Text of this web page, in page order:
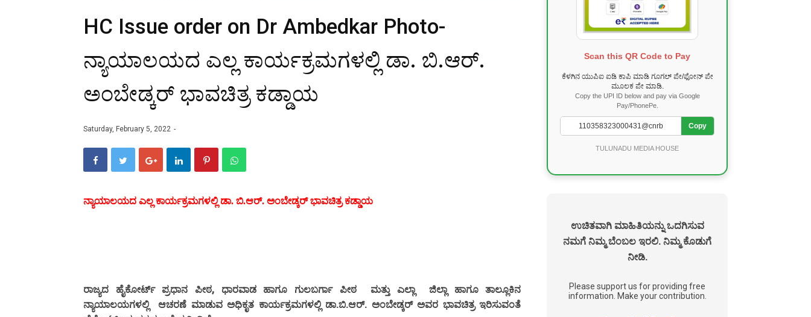
HC Issue order on Dr Ambedkar Photo-
ನ್ಯಾಯಾಲಯದ ಎಲ್ಲ ಕಾರ್ಯಕ್ರಮಗಳಲ್ಲಿ ಡಾ. ಬಿ.ಆರ್.
ಅಂಬೇಡ್ಕರ್ ಭಾವಚಿತ್ರ ಕಡ್ಡಾಯ
Saturday, February 5, 2022
ನ್ಯಾಯಾಲಯದ ಎಲ್ಲ ಕಾರ್ಯಕ್ರಮಗಳಲ್ಲಿ ಡಾ. ಬಿ.ಆರ್. ಅಂಬೇಡ್ಕರ್ ಭಾವಚಿತ್ರ ಕಡ್ಡಾಯ
ರಾಜ್ಯದ ಹೈಕೋರ್ಟ್ ಪ್ರಧಾನ ಪೀಠ, ಧಾರವಾಡ ಹಾಗೂ ಗುಲಬರ್ಗಾ ಪೀಠ ಮತ್ತು ಎಲ್ಲಾ ಜಿಲ್ಲಾ ಹಾಗೂ
ತಾಲ್ಲೂಕಿನ
ನ್ಯಾಯಾಲಯಗಳಲ್ಲಿ
ಆಚರಣೆ ಮಾಡುವ ಅಧಿಕೃತ ಕಾರ್ಯಕ್ರಮಗಳಲ್ಲಿ ಡಾ.ಬಿ.ಆರ್. ಅಂಬೇಡ್ಕರ್ ಅವರ ಭಾವಚಿತ್ರ ಇರಿಸುವಂತೆ
Scan this QR Code to Pay
ಕೆಳಗಿನ ಯುಪಿಐ ಐಡಿ ಕಾಪಿ ಮಾಡಿ ಗೂಗಲ್ ಪೇ/ಫೋನ್ ಪೇ
ಮೂಲಕ ಪೇ ಮಾಡಿ.
Copy the UPI ID below and pay via Google
Pay/PhonePe.
Copy
TULUNADU MEDIA HOUSE
ಉಚಿತವಾಗಿ ಮಾಹಿತಿಯನ್ನು ಒದಗಿಸುವ
ನಮಗೆ ನಿಮ್ಮ ಬೆಂಬಲ ಇರಲಿ. ನಿಮ್ಮ ಕೊಡುಗೆ
ನೀಡಿ.
Please support us for providing free
information. Make your contribution.